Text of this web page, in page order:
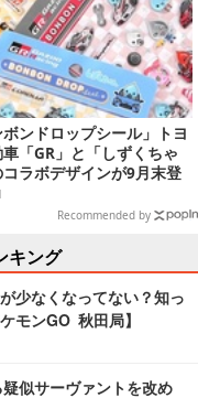
ボンドロップシール」トヨ
「GR」と「しずくちゃ
コラボデザインが9月末登
吉らも描かれた全4柄
Recommended by
キング
少なくなってない？知っ
モンGO 秋田局】
疑似サーヴァントを改め